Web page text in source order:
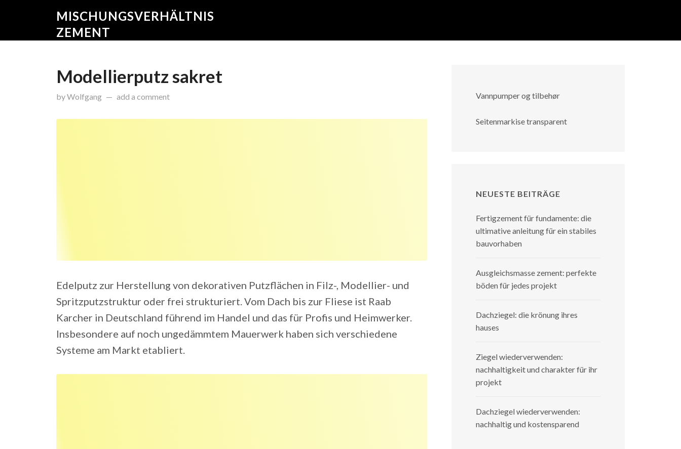
MISCHUNGSVERHÄLTNIS
ZEMENT
Modellierputz sakret
byWolfgang onDezember 23, 2015
add a comment
Edelputz zur Herstellung von dekorativen Putzflächen in Filz-, Modellier- und
Spritzputzstruktur oder frei strukturiert. Vom Dach bis zur Fliese ist Raab
Karcher in Deutschland führend im Handel und das für Profis und Heimwerker.
Insbesondere auf noch ungedämmtem Mauerwerk haben sich verschiedene
Systeme am Markt etabliert.
Vannpumper og tilbehør
Seitenmarkise transparent
NEUESTE BEITRÄGE
Fertigzement für fundamente: die
ultimative anleitung für ein stabiles
bauvorhaben
Ausgleichsmasse zement: perfekte
böden für jedes projekt
Dachziegel: die krönung ihres
hauses
Ziegel wiederverwenden:
nachhaltigkeit und charakter für ihr
projekt
Dachziegel wiederverwenden:
nachhaltig und kostensparend